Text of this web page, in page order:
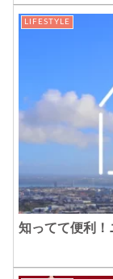
LIFESTYLE
知ってて便利